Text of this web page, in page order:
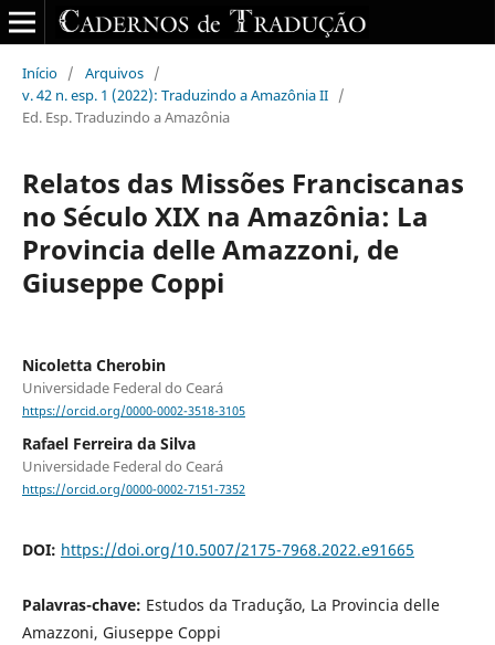
Início / Arquivos /
v. 42 n. esp. 1 (2022): Traduzindo a Amazônia II /
Ed. Esp. Traduzindo a Amazônia
Relatos das Missões Franciscanas
no Século XIX na Amazônia: La
Provincia delle Amazzoni, de
Giuseppe Coppi
Nicoletta Cherobin
Universidade Federal do Ceará
https://orcid.org/0000-0002-3518-3105
Rafael Ferreira da Silva
Universidade Federal do Ceará
https://orcid.org/0000-0002-7151-7352
DOI: https://doi.org/10.5007/2175-7968.2022.e91665
Palavras-chave: Estudos da Tradução, La Provincia delle
Amazzoni, Giuseppe Coppi